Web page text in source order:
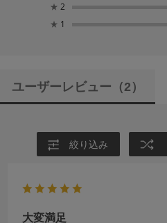
★ 2
★ 1
ユーザーレビュー （2）
絞り込み
大変満足